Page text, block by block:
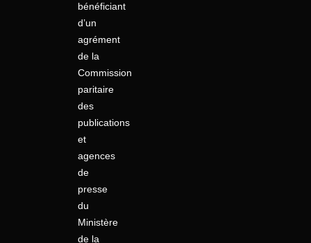
bénéficiant
d’un
agrément
de la
Commission
paritaire
des
publications
et
agences
de
presse
du
Ministère
de la